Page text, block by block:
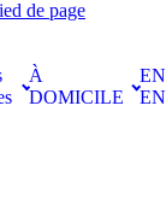
de page
À
DOMICILE
EN